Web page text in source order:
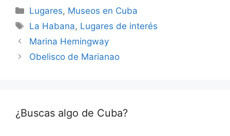
Categories
Lugares, Museos en Cuba
Tags
La Habana, Lugares de interés
Marina Hemingway
Obelisco de Marianao
¿Buscas algo de Cuba?